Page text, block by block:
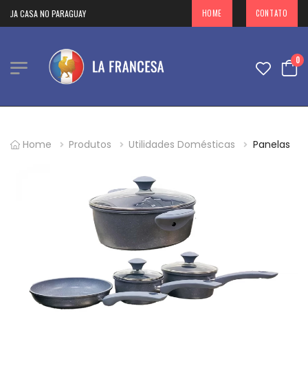
CASA NO PARAGUAY HOME CONTATO
0
Home Produtos Utilidades Domésticas Panelas